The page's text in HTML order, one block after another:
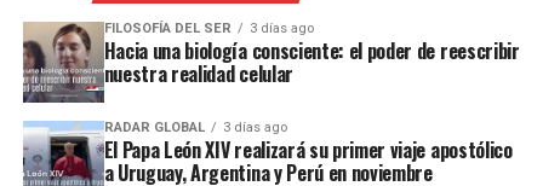
FILOSOFÍA DEL SER 3 días ago
Hacia una biología consciente: el poder de reescribir
nuestra realidad celular
RADAR GLOBAL 3 días ago
El Papa León XIV realizará su primer viaje apostólico
a Uruguay, Argentina y Perú en noviembre